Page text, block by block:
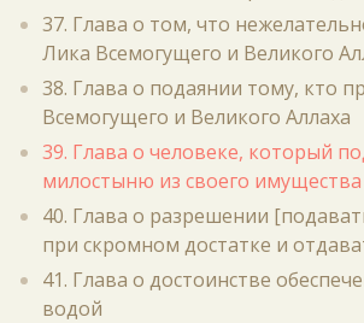
37. Глава о том, что
Лика Всемогущего и Великого
38. Глава о подаянии тому, кто
Всемогущего и Великого Аллаха
39. Глава о человеке, который
милостыню из своего имущества
40. Глава о разрешении
при скромном достатке и
41. Глава о достоинстве
водой